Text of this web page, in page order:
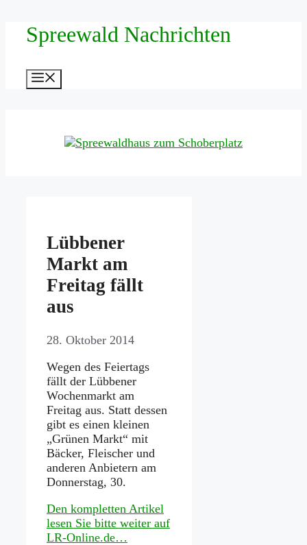
Zum
InhaltSpreewald Nachrichten
Lübbener
Markt am
Freitag fällt
aus
28. Oktober 2014
Wegen des Feiertags
fällt der Lübbener
Wochenmarkt am
Freitag aus. Statt dessen
gibt es einen kleinen
„Grünen Markt“ mit
Bäcker, Fleischer und
anderen Anbietern am
Donnerstag, 30.
Den kompletten Artikel
lesen Sie bitte weiter auf
LR-Online.de…